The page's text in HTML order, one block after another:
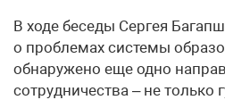
В ходе беседы Сергея
о проблемах системы
обнаружено еще одно
сотрудничества – не только